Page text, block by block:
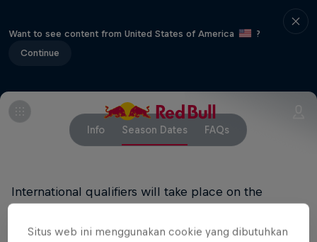
Want to see content from United States of America
?
Continue
Info Season Dates FAQs
International qualifiers will take place on the
Situs web ini menggunakan cookie yang dibutuhkan